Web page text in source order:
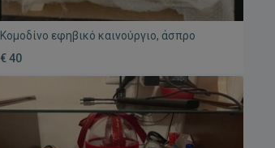
Κομοδίνο εφηβικό καινούργιο, άσπρο
€ 40